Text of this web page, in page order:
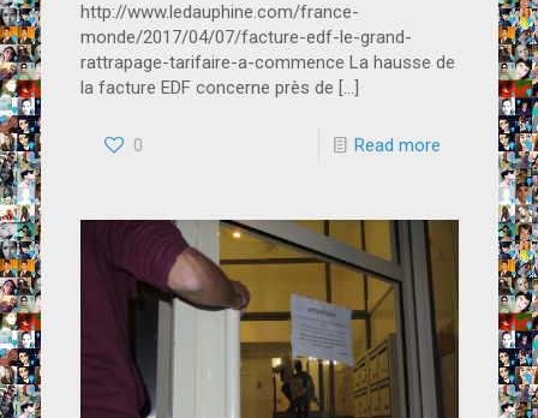
http://www.ledauphine.com/france-
monde/2017/04/07/facture-edf-le-grand-
rattrapage-tarifaire-a-commence La hausse de
la facture EDF concerne près de […]
0 Read more